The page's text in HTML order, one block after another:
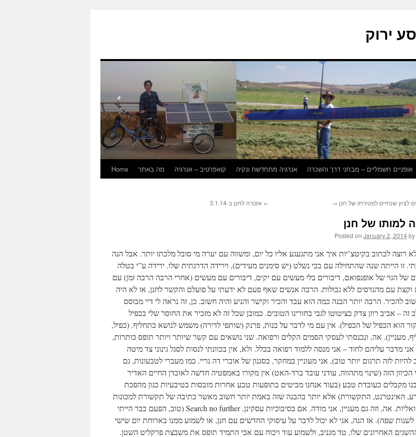
ירוק
Home מה באתר קואפרטיב – אנרגיה אנרגיה מתחדשת ונקיה אופניים חשמליים – מבחני דרך והשכרה
← אזכרה לחנן ב-3.1.14 לציון שנתיים לפטירתו של חנן →
למותו של חנן
Posted on January 2, 2014by
רוצה לכתוב בקיטצ’יות איך אני מתגעגע אליו כל יום, ומשווה עם יערה מי סובל מלכתו יותר. אבל הנה
זו הייתה שנהשהתחילה עם בכי נשלט (יש סימנים מעידים), וירידה הדרגתית שלו. ירידה ע”י בטלה
של הגוי של אופנפואם, דיבורים בלי מעשים עם יקים, דיבורים עם מעשים (אחרי הרבה הרבה זמן) עם
וקצת עם מהנדסים ללא גבולות. הרבה אנשים שאף פעם לא ידעתי על פועלם והקשר לחנן, או לא היה
להכיר. הרבה יותר הבנה כמה הוא עבד והכיר וקישר והניע והיה חשוב. כן, זה נראה לי דיי מבוסס
זה – אביב רוזן צדק בציטוטו לגבי בחורינו הטובים. כמובן שכל זה לא מזכיר את החוסר שלי בכפיל
הוא הכפיל של הכפיל). אין עם מי לדבר על בנות, פרנק (שותפי לדירה) משמש לנושא כתחליף. (כפיל,
מעניין). אה, ונכנסתי לעסקי הסמים הקלים ורפואה. שני נושאים עם קשר שיותר ויותר תופס כותרות,
מדבר עליהם לחוד – אני מנסה ללמוד רפואה בכלל. ולא, אין בכוונתי לנסות לסגל גינוני צד מיטה
להיות לזה תרגום יותר טוב), אני מעוניין במחקר, בסגנון של אוברי דה גריי. כמו מעברי לטבעונות, גם
הכיוון הזה (שינוי מתהווה, עודני עובד ברד-האט) אין מקורו באמפטיה חדשה לאובדן החיים האדיר
מקבלים כעובדת טבע (בעוד אנחנו מביטים בתופעות טבע אחרות מובסות בטיבעיות כגון מהפכת
האינטרנט, התקשורת) אלא יותר בהבנה שזה באמת יותר חשוב מאשר כתיבה של תקשורת למכונות
וירטואליות. אה, וזה גם מעניין, אני מודה. אם בסיבוכיות עסקינן, Search no further (טוב, הפעם כבר הייתי
לשנות שפה). אז הנה, אני לא יכול לדבר על עיסוקי החדשים עם חנן, או לשמוע ממנו בארוחת יום שישי
האחרונים שלו, טד מגניב, ולשמוע עוד ויכוח עם אבי התמיד תופס את משבצת פרקליט השטן.